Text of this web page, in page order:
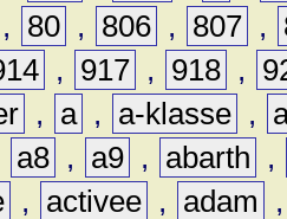
, 80 , 806 , 807 ,
, 917 , 918 ,
, a , a-klasse ,
a8 , a9 , abarth
,
, activee , adam